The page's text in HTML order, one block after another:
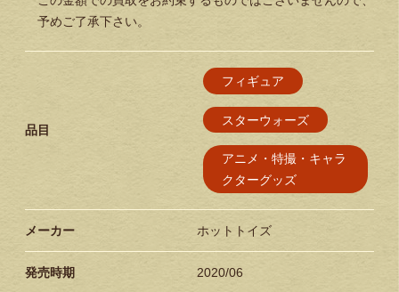
予めご了承下さい。
品目
フィギュア
スターウォーズ
アニメ・特撮・キャラ
クターグッズ
メーカー ホットトイズ
発売時期 2020/06